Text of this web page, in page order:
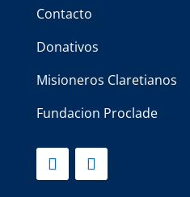
Contacto
Donativos
Misioneros Claretianos
Fundacion Proclade